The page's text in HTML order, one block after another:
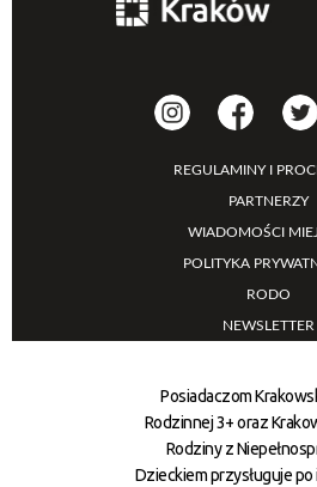
REGULAMINY I
PARTNERZY
WIADOMOŚCI
POLITYKA
RODO
NEWSLETTER
Posiadaczom
Rodzinnej 3+ oraz
Rodziny z
Dzieckiem przysługuje